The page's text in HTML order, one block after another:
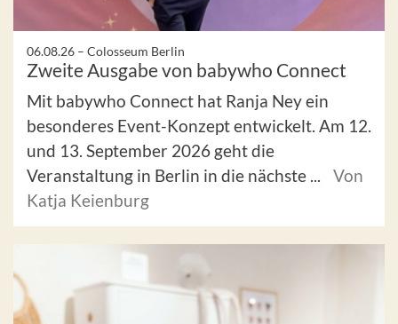
06.08.26 – Colosseum Berlin
Zweite Ausgabe von babywho Connect
Mit babywho Connect hat Ranja Ney ein
besonderes Event-Konzept entwickelt. Am 12.
und 13. September 2026 geht die
Veranstaltung in Berlin in die nächste ...
Von
Katja Keienburg